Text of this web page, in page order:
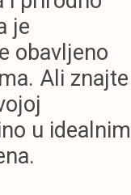
je
obavljeno
Ali znajte
u idealnim